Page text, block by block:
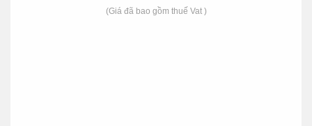
(Giá đã bao gồm thuế Vat )